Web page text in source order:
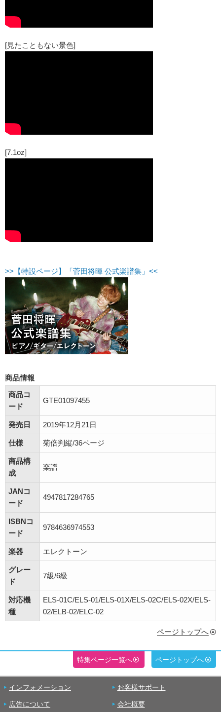
[見たこともない景色]
[7.1oz]
>>【特設ページ】「菅田将暉 公式楽譜集」<<
商品情報
商品コ
ード
GTE01097455
発売日 2019年12月21日
仕様 菊倍判縦/36ページ
商品構
成
楽譜
JANコ
ード
4947817284765
ISBNコ
ード
9784636974553
楽器 エレクトーン
グレー
ド
7級/6級
対応機
種
ELS-01C/ELS-01/ELS-01X/ELS-02C/ELS-02X/ELS-
02/ELB-02/ELC-02
ページトップへ
特集ページ一覧へ ページトップへ
インフォメーション お客様サポート
広告について 会社概要